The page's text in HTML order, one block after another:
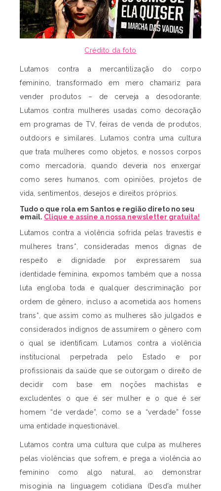
Crédito da foto
Lutamos contra a mercantilização do corpo
feminino, transformado em mero chamariz para
vender produtos – de cerveja a desodorante.
Lutamos contra mulheres usadas como decoração
em programas de TV, feiras de venda de produtos,
outdoors e similares. Lutamos contra uma cultura
que trata mulheres como objetos, e nossos corpos
como mercadoria, quando deveria nos enxergar
como seres humanos, com opiniões, projetos de
vida, sentimentos, desejos e direitos próprios.
Tudo o que rola em Santos e região direto no seu
email. Clique e assine a nossa newsletter gratuita!
Lutamos contra a violência sofrida pelas travestis e
mulheres trans*, consideradas menos dignas de
respeito e dignidade por expressarem sua
identidade feminina, expomos também que a nossa
luta engloba toda e qualquer descriminação por
ordem de gênero, incluso a acometida aos homens
trans*, que assim como as mulheres são julgados e
considerados indignos de assumirem o gênero com
o qual se identificam. Lutamos contra a violência
institucional perpetrada pelo Estado e por
profissionais da saúde que se outorgam o direito de
decidir com base em noções machistas e
excludentes o que é ser mulher e o que é ser
homem “de verdade”, como se a “verdade” fosse
uma entidade inquestionável.
Lutamos contra uma cultura que culpa as mulheres
pelas violências que sofrem, e prega a violência ao
feminino como algo natural, ao demonstrar
misoginia na linguagem cotidiana (Desd’a mulher